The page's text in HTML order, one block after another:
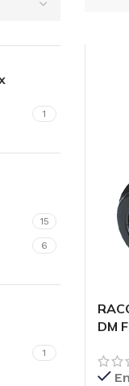
1
15
6
1
DM